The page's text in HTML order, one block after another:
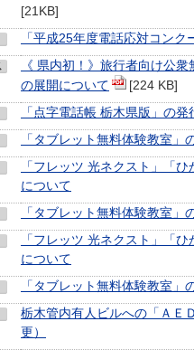
[21KB]
「平成25年度電話応対コン
《 県内初！》旅行者向け公
の展開について
[224 KB]
「点字電話帳 栃木県版」の
「タブレット無料体験教室
「フレッツ 光ネクスト」「
について
「タブレット無料体験教室
「フレッツ 光ネクスト」「
について
「タブレット無料体験教室
栃木管内有人ビルへの「ＡＥ
更）